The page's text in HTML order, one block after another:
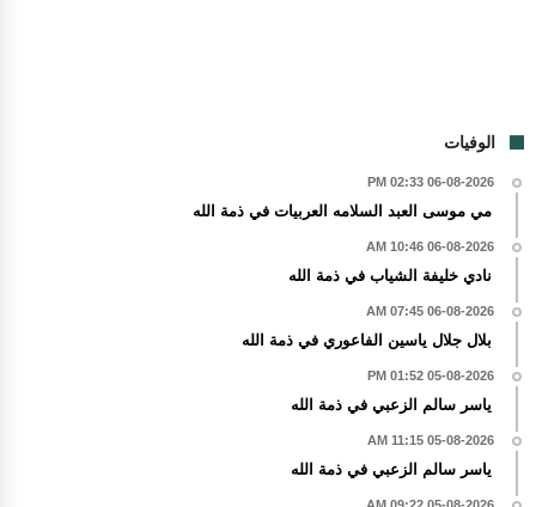
الوفيات
06-08-2026 02:33 PM
مي موسى العبد السلامه العربيات في ذمة الله
06-08-2026 10:46 AM
نادي خليفة الشياب في ذمة الله
06-08-2026 07:45 AM
بلال جلال ياسين الفاعوري في ذمة الله
05-08-2026 01:52 PM
ياسر سالم الزعبي في ذمة الله
05-08-2026 11:15 AM
ياسر سالم الزعبي في ذمة الله